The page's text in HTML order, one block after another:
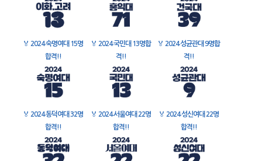
🏅 2024 숙명여대 15명
합격!!
🏅 2024 국민대 13명합
격!!
🏅 2024 성균관대 9명합
격!!
🏅 2024 동덕여대 32명
합격!!
🏅 2024 서울여대 22명
합격!!
🏅 2024 성신여대 22명
합격!!